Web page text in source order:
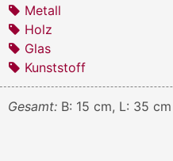
Metall
Holz
Glas
Kunststoff
Gesamt: B: 15 cm, L: 35 cm